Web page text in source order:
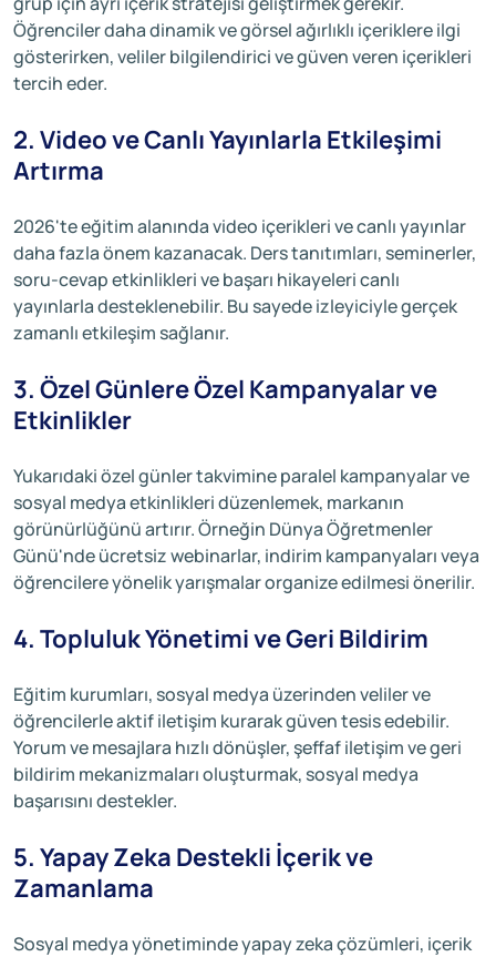
Öğrenciler daha dinamik ve görsel ağırlıklı içeriklere ilgi
gösterirken, veliler bilgilendirici ve güven veren içerikleri
tercih eder.
2. Video ve Canlı Yayınlarla Etkileşimi
Artırma
2026'te eğitim alanında video içerikleri ve canlı yayınlar
daha fazla önem kazanacak. Ders tanıtımları, seminerler,
soru-cevap etkinlikleri ve başarı hikayeleri canlı
yayınlarla desteklenebilir. Bu sayede izleyiciyle gerçek
zamanlı etkileşim sağlanır.
3. Özel Günlere Özel Kampanyalar ve
Etkinlikler
Yukarıdaki özel günler takvimine paralel kampanyalar ve
sosyal medya etkinlikleri düzenlemek, markanın
görünürlüğünü artırır. Örneğin Dünya Öğretmenler
Günü'nde ücretsiz webinarlar, indirim kampanyaları veya
öğrencilere yönelik yarışmalar organize edilmesi önerilir.
4. Topluluk Yönetimi ve Geri Bildirim
Eğitim kurumları, sosyal medya üzerinden veliler ve
öğrencilerle aktif iletişim kurarak güven tesis edebilir.
Yorum ve mesajlara hızlı dönüşler, şeffaf iletişim ve geri
bildirim mekanizmaları oluşturmak, sosyal medya
başarısını destekler.
5. Yapay Zeka Destekli İçerik ve
Zamanlama
Sosyal medya yönetiminde yapay zeka çözümleri, içerik